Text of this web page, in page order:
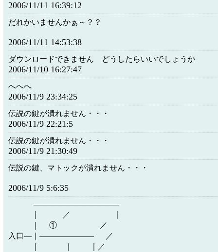
2006/11/11 16:39:12
だれかいませんかぁ～？？
2006/11/11 14:53:38
ダウンロードできません どうしたらいいでしょうか
2006/11/10 16:27:47
へへへ
2006/11/9 23:34:25
伝説の鍵が潰れません・・・
2006/11/9 22:21:5
伝説の鍵が潰れません・・・
2006/11/9 21:30:49
伝説の鍵、マトックが潰れません・・・
2006/11/9 5:6:35
―――――――――――
｜ ／ ｜
｜ ① ／
入口―｜――――――― ／
｜ ｜ ｜／